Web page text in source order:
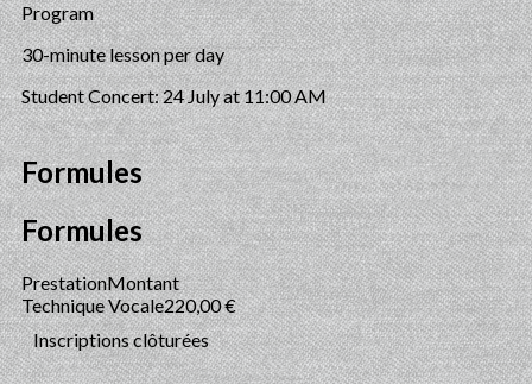
Program
30-minute lesson per day
Student Concert: 24 July at 11:00 AM
Formules
Formules
PrestationMontant
Technique Vocale220,00 €
Inscriptions clôturées